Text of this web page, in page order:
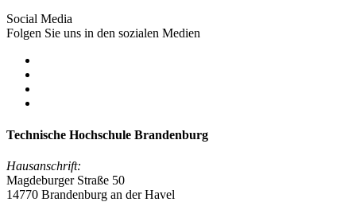
Social Media
Folgen Sie uns in den sozialen Medien
Technische Hochschule Brandenburg
Hausanschrift:
Magdeburger Straße 50
14770 Brandenburg an der Havel